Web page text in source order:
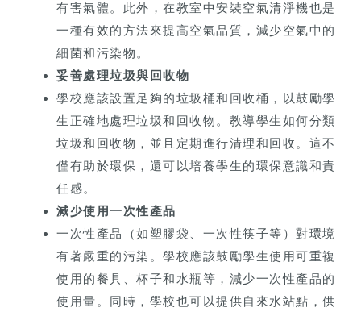
有害氣體。此外，在教室中安裝空氣清淨機也是
一種有效的方法來提高空氣品質，減少空氣中的
細菌和污染物。
妥善處理垃圾與回收物
學校應該設置足夠的垃圾桶和回收桶，以鼓勵學
生正確地處理垃圾和回收物。教導學生如何分類
垃圾和回收物，並且定期進行清理和回收。這不
僅有助於環保，還可以培養學生的環保意識和責
任感。
減少使用一次性產品
一次性產品（如塑膠袋、一次性筷子等）對環境
有著嚴重的污染。學校應該鼓勵學生使用可重複
使用的餐具、杯子和水瓶等，減少一次性產品的
使用量。同時，學校也可以提供自來水站點，供